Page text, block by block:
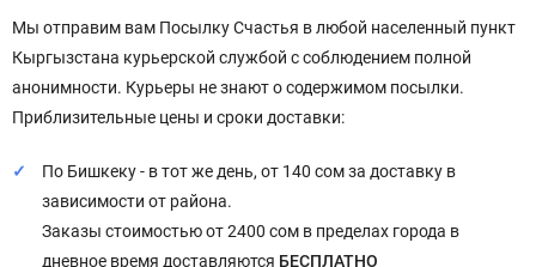
Мы отправим вам Посылку Счастья в любой населенный пункт
Кыргызстана курьерской службой с соблюдением полной
анонимности. Курьеры не знают о содержимом посылки.
Приблизительные цены и сроки доставки:
По Бишкеку - в тот же день, от 140 сом за доставку в
зависимости от района.
Заказы стоимостью от 2400 сом в пределах города в
дневное время доставляются БЕСПЛАТНО